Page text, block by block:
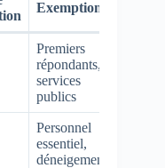
Exemptions
Premiers
répondants,
services
publics
Personnel
essentiel,
déneigement